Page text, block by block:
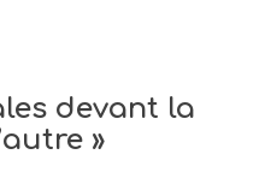
devant la
»